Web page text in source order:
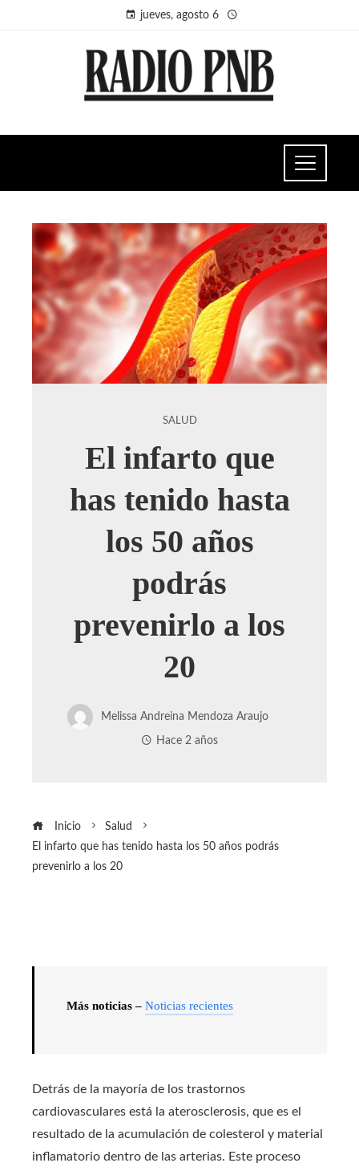
jueves, agosto 6
SALUD
El infarto que
has tenido hasta
los 50 años
podrás
prevenirlo a los
20
Melissa Andreina Mendoza Araujo
Hace 2 años
Inicio
Salud
El infarto que has tenido hasta los 50 años podrás
prevenirlo a los 20
Más noticias – Noticias recientes
Detrás de la mayoría de los trastornos
cardiovasculares está la aterosclerosis, que es el
resultado de la acumulación de colesterol y material
inflamatorio dentro de las arterias. Este proceso